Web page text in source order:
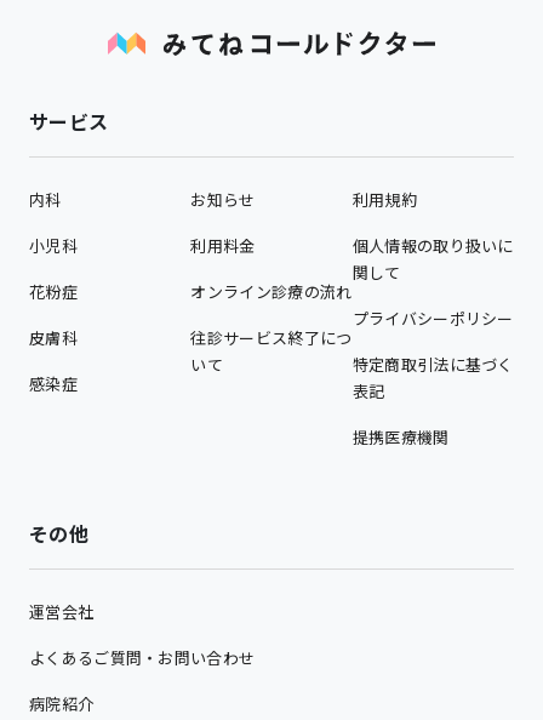
サービス
内科
小児科
花粉症
皮膚科
感染症
お知らせ
利用料金
オンライン診療の流れ
往診サービス終了につ
いて
利用規約
個人情報の取り扱いに
関して
プライバシーポリシー
特定商取引法に基づく
表記
提携医療機関
その他
運営会社
よくあるご質問・お問い合わせ
病院紹介